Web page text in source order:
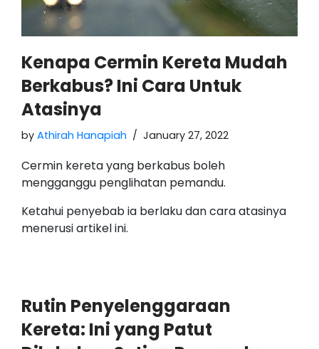
Kenapa Cermin Kereta Mudah
Berkabus? Ini Cara Untuk
Atasinya
by Athirah Hanapiah January 27, 2022
Cermin kereta yang berkabus boleh
mengganggu penglihatan pemandu.
Ketahui penyebab ia berlaku dan cara atasinya
menerusi artikel ini.
Rutin Penyelenggaraan
Kereta: Ini yang Patut